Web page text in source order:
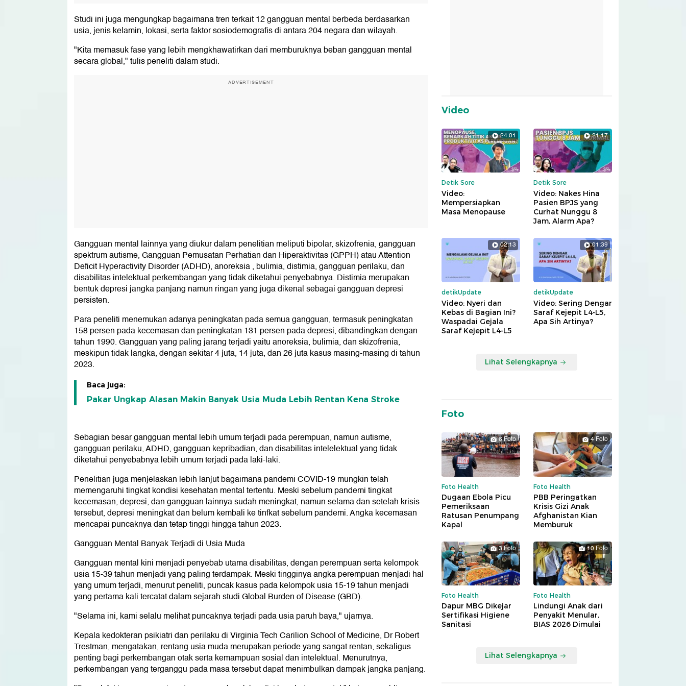
Studi ini juga mengungkap bagaimana tren terkait 12 gangguan mental berbeda berdasarkan
usia, jenis kelamin, lokasi, serta faktor sosiodemografis di antara 204 negara dan wilayah.
"Kita memasuk fase yang lebih mengkhawatirkan dari memburuknya beban gangguan mental
secara global," tulis peneliti dalam studi.
ADVERTISEMENT
Gangguan mental lainnya yang diukur dalam penelitian meliputi bipolar, skizofrenia, gangguan
spektrum autisme, Gangguan Pemusatan Perhatian dan Hiperaktivitas (GPPH) atau Attention
Deficit Hyperactivity Disorder (ADHD), anoreksia , bulimia, distimia, gangguan perilaku, dan
disabilitas intelektual perkembangan yang tidak diketahui penyebabnya. Distimia merupakan
bentuk depresi jangka panjang namun ringan yang juga dikenal sebagai gangguan depresi
persisten.
Para peneliti menemukan adanya peningkatan pada semua gangguan, termasuk peningkatan
158 persen pada kecemasan dan peningkatan 131 persen pada depresi, dibandingkan dengan
tahun 1990. Gangguan yang paling jarang terjadi yaitu anoreksia, bulimia, dan skizofrenia,
meskipun tidak langka, dengan sekitar 4 juta, 14 juta, dan 26 juta kasus masing-masing di tahun
2023.
Baca juga:
Pakar Ungkap Alasan Makin Banyak Usia Muda Lebih Rentan Kena Stroke
Sebagian besar gangguan mental lebih umum terjadi pada perempuan, namun autisme,
gangguan perilaku, ADHD, gangguan kepribadian, dan disabilitas intelelektual yang tidak
diketahui penyebabnya lebih umum terjadi pada laki-laki.
Penelitian juga menjelaskan lebih lanjut bagaimana pandemi COVID-19 mungkin telah
memengaruhi tingkat kondisi kesehatan mental tertentu. Meski sebelum pandemi tingkat
kecemasan, depresi, dan gangguan lainnya sudah meningkat, namun selama dan setelah krisis
tersebut, depresi meningkat dan belum kembali ke tinfkat sebelum pandemi. Angka kecemasan
mencapai puncaknya dan tetap tinggi hingga tahun 2023.
Gangguan Mental Banyak Terjadi di Usia Muda
Gangguan mental kini menjadi penyebab utama disabilitas, dengan perempuan serta kelompok
usia 15-39 tahun menjadi yang paling terdampak. Meski tingginya angka perempuan menjadi hal
yang umum terjadi, menurut peneliti, puncak kasus pada kelompok usia 15-19 tahun menjadi
yang pertama kali tercatat dalam sejarah studi Global Burden of Disease (GBD).
"Selama ini, kami selalu melihat puncaknya terjadi pada usia paruh baya," ujarnya.
Kepala kedokteran psikiatri dan perilaku di Virginia Tech Carilion School of Medicine, Dr Robert
Trestman, mengatakan, rentang usia muda merupakan periode yang sangat rentan, sekaligus
penting bagi perkembangan otak serta kemampuan sosial dan intelektual. Menurutnya,
perkembangan yang terganggu pada masa tersebut dapat menimbulkan dampak jangka panjang.
Video
24:01
Detik Sore
Video:
Mempersiapkan
Masa Menopause
21:17
Detik Sore
Video: Nakes Hina
Pasien BPJS yang
Curhat Nunggu 8
Jam, Alarm Apa?
02:13
detikUpdate
Video: Nyeri dan
Kebas di Bagian Ini?
Waspadai Gejala
Saraf Kejepit L4-L5
01:39
detikUpdate
Video: Sering Dengar
Saraf Kejepit L4-L5,
Apa Sih Artinya?
Lihat Selengkapnya
Foto
6 Foto
Foto Health
Dugaan Ebola Picu
Pemeriksaan
Ratusan Penumpang
Kapal
4 Foto
Foto Health
PBB Peringatkan
Krisis Gizi Anak
Afghanistan Kian
Memburuk
3 Foto
Foto Health
Dapur MBG Dikejar
Sertifikasi Higiene
Sanitasi
10 Foto
Foto Health
Lindungi Anak dari
Penyakit Menular,
BIAS 2026 Dimulai
Lihat Selengkapnya